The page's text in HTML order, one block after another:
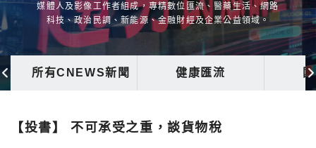
媒體人及影像工作者組成，專精數位匯流、醫藥生活、網路
科技、政治民調、新能源、金融財經及企業公益領域。
所有CNEWS新聞 健康匯流
【投書】 不可承受之重，談貨物稅